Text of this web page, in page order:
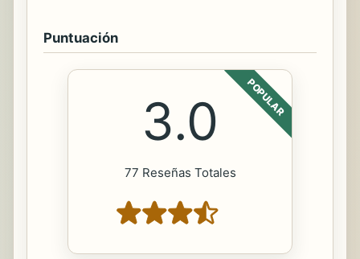
Puntuación
POPULAR
3.0
77 Reseñas Totales